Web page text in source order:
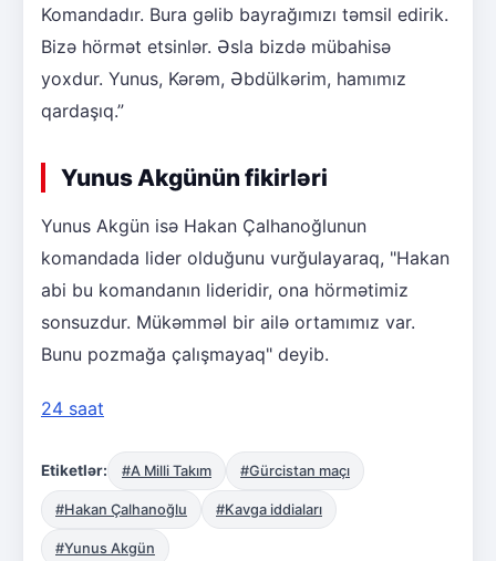
Komandadır. Bura gəlib bayrağımızı təmsil edirik.
Bizə hörmət etsinlər. Əsla bizdə mübahisə
yoxdur. Yunus, Kərəm, Əbdülkərim, hamımız
qardaşıq.”
Yunus Akgünün fikirləri
Yunus Akgün isə Hakan Çalhanoğlunun
komandada lider olduğunu vurğulayaraq, "Hakan
abi bu komandanın lideridir, ona hörmətimiz
sonsuzdur. Mükəmməl bir ailə ortamımız var.
Bunu pozmağa çalışmayaq" deyib.
24 saat
Etiketlər: #A Milli Takım #Gürcistan maçı
#Hakan Çalhanoğlu #Kavga iddiaları
#Yunus Akgün